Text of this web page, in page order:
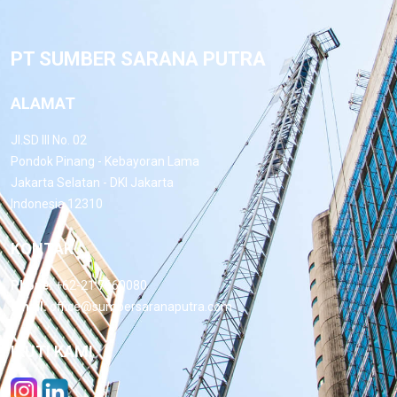
PT SUMBER SARANA PUTRA
ALAMAT
Jl.SD III No. 02
Pondok Pinang - Kebayoran Lama
Jakarta Selatan - DKI Jakarta
Indonesia 12310
KONTAK
Phone: +62-21 7660080
Email:office@sumbersaranaputra.com
IKUTI KAMI